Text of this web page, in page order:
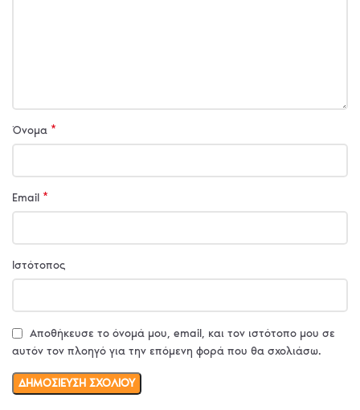
Όνομα *
Email *
Ιστότοπος
Αποθήκευσε το όνομά μου, email, και τον ιστότοπο μου σε
αυτόν τον πλοηγό για την επόμενη φορά που θα σχολιάσω.